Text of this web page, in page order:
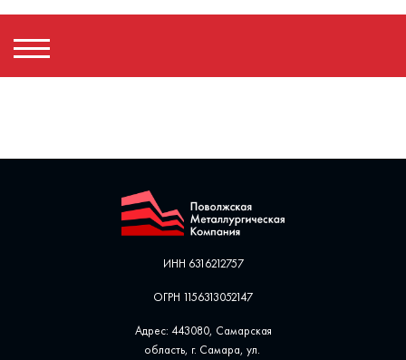
ИНН 6316212757
ОГРН 1156313052147
Адрес: 443080, Самарская
область, г. Самара, ул. ​